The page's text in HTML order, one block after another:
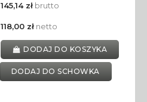
145,14 złbrutto
118,00 złnetto
DODAJ DO KOSZYKA
DODAJ DO SCHOWKA